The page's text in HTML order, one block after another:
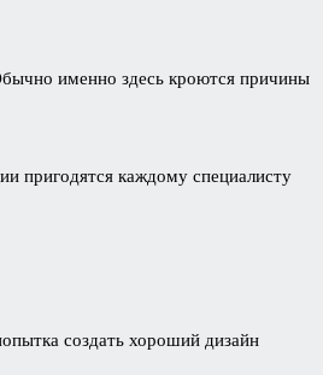
именно здесь кроются причины
пригодятся каждому специалисту
создать хороший дизайн